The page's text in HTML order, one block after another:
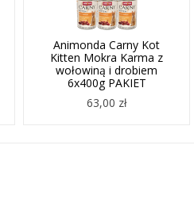
Animonda Carny Kot
Kitten Mokra Karma z
wołowiną i drobiem
6x400g PAKIET
63,00 zł